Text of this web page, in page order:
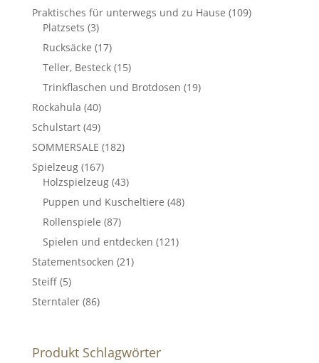
Praktisches für unterwegs und zu Hause (109)
Platzsets (3)
Rucksäcke (17)
Teller, Besteck (15)
Trinkflaschen und Brotdosen (19)
Rockahula (40)
Schulstart (49)
SOMMERSALE (182)
Spielzeug (167)
Holzspielzeug (43)
Puppen und Kuscheltiere (48)
Rollenspiele (87)
Spielen und entdecken (121)
Statementsocken (21)
Steiff (5)
Sterntaler (86)
Produkt Schlagwörter